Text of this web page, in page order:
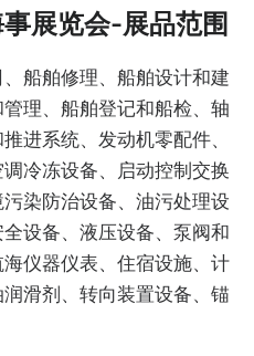
展览会-展品范围
船舶修理、船舶设计和建
理、船舶登记和船检、轴
进系统、发动机零配件、
冷冻设备、启动控制交换
染防治设备、油污处理设
设备、液压设备、泵阀和
仪器仪表、住宿设施、计
滑剂、转向装置设备、锚